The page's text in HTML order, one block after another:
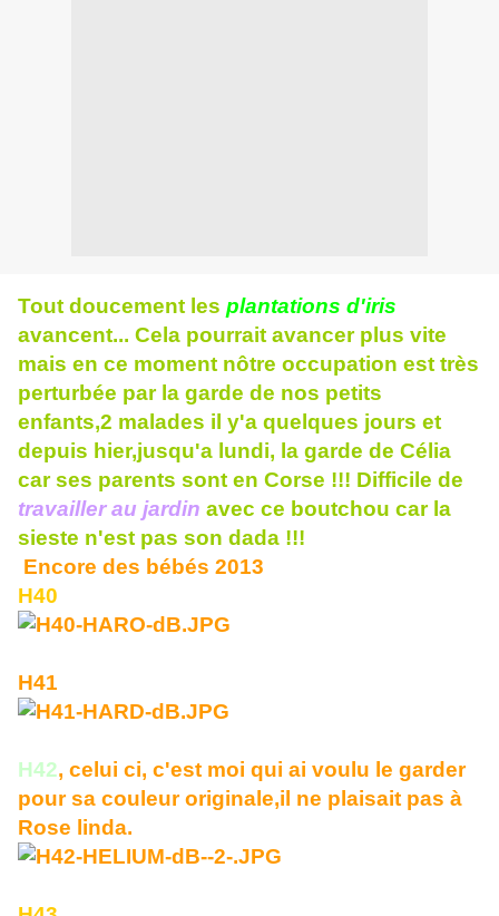
Tout doucement les plantations d'iris
avancent... Cela pourrait avancer plus vite
mais en ce moment nôtre occupation est très
perturbée par la garde de nos petits
enfants,2 malades il y'a quelques jours et
depuis hier,jusqu'a lundi, la garde de Célia
car ses parents sont en Corse !!! Difficile de
travailler au jardin avec ce boutchou car la
sieste n'est pas son dada !!!
Encore des bébés 2013
H40
H41
H42, celui ci, c'est moi qui ai voulu le garder
pour sa couleur originale,il ne plaisait pas à
Rose linda.